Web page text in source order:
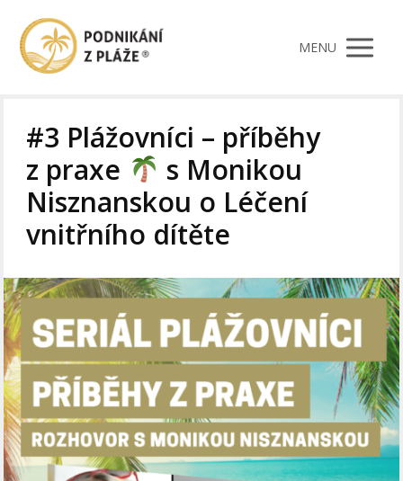
MENU
#3 Plážovníci – příběhy
z praxe
s Monikou
Nisznanskou o Léčení
vnitřního dítěte